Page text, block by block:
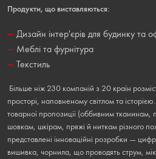
Продукти, що виставляються:
Дизайн інтер'єрів для будинку та
Меблі та фурнітура
Текстиль
Більше ніж 230 компаній з 20 країн
просторі, наповненому світлом та
товарної пропозиції (оббивним тканинам,
шовкам, шкірам, пряжі й ниткам різного
представлені інноваційні розробки —
вишивка, чорнила, що проводять струм,